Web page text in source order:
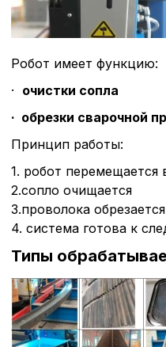
Робот имеет функцию:
· очистки сопла
· обрезки сварочной
Принцип работы:
1. робот
2.сопло очищается
3.проволока обрезается
4. система готова к
Типы